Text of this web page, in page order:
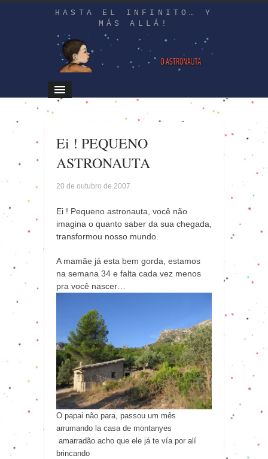
HASTA EL INFINITO… Y
MÁS ALLÁ!
Ei ! PEQUENO
ASTRONAUTA
20 de outubro de 2007
Ei ! Pequeno astronauta, você não
imagina o quanto saber da sua chegada,
transformou nosso mundo.
A mamãe já esta bem gorda, estamos
na semana 34 e falta cada vez menos
pra você nascer…
O papai não para, passou um mês
arrumando la casa de montanyes
amarradão acho que ele já te vía por alí
brincando